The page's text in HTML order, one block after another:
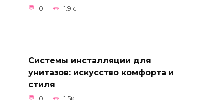
0 1.9к.
Системы инсталляции для
унитазов: искусство комфорта и
стиля
0 1.5к.